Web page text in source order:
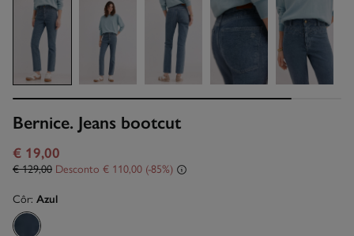
Bernice. Jeans bootcut
€ 19,00
€ 129,00 Desconto € 110,00 85
Côr: Azul